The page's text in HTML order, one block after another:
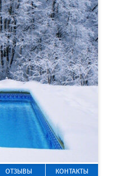
ЛИНИЯ
800 200-50-35
России бесплатный
ОТЗЫВЫ КОНТАКТЫ